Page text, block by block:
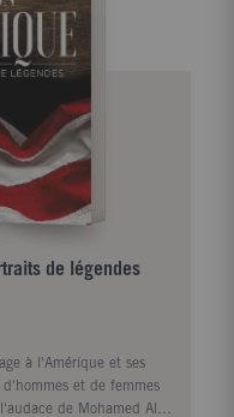
de manière drôle, critique
un portrait captivant de
de légendes
à l'Amérique et ses
et de femmes
de Mohamed Ali,